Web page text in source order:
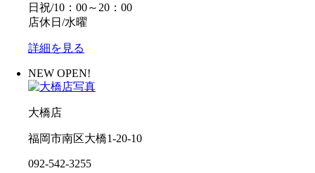
日祝/10：00～20：00
店休日/水曜
詳細を見る
NEW OPEN!
大橋店
福岡市南区大橋1-20-10
092-542-3255